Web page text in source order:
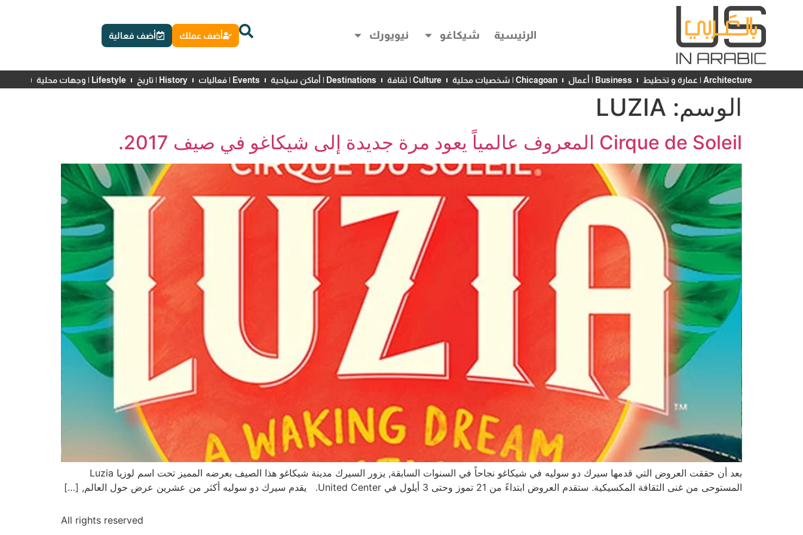
الرئيسية شيكاغو نيويورك أضف عملك أضف فعالية
Architecture | عمارة و تخطيط Business | أعمال Chicagoan | شخصيات محلية Culture | ثقافة Destinations | أماكن سياحية Events | فعاليات History | تاريخ Lifestyle | وجهات محلية
الوسم: LUZIA
Cirque de Soleil المعروف عالمياً يعود مرة جديدة إلى شيكاغو في صيف 2017.
بعد أن حققت العروض التي قدمها سيرك دو سوليه في شيكاغو نجاحاً في السنوات السابقة, يزور السيرك مدينة شيكاغو هذا الصيف بعرضه المميز تحت اسم لوزيا Luzia
المستوحى من غنى الثقافة المكسيكية. ستقدم العروض ابتداءً من 21 تموز وحتى 3 أيلول في United Center. يقدم سيرك دو سوليه أكثر من عشرين عرض حول العالم, […]
All rights reserved